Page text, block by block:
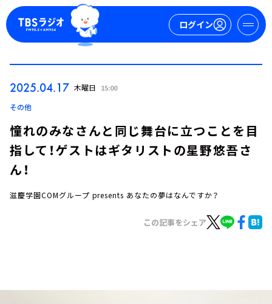
ログイン
イベント・グッズ
2025.04.17 木曜日 15:00
その他
憧れのみなさんと同じ舞台に立つことを目
指して！ゲストはギタリストの星野悠吾さ
ん！
滋慶学園COMグループ presents あなたの夢はなんですか？
この記事をシェア